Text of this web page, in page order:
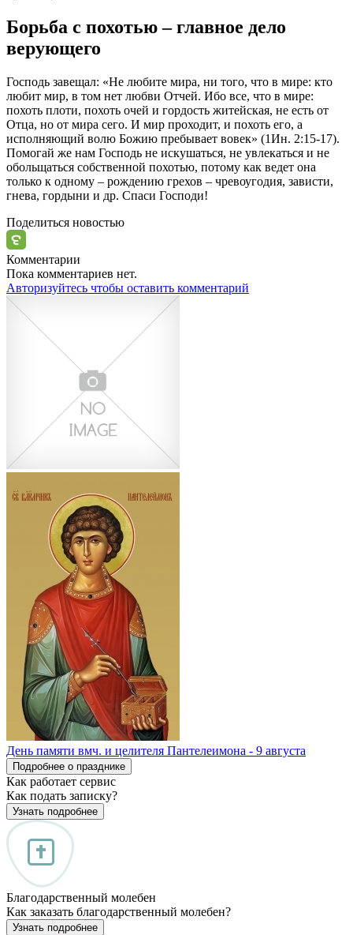
Борьба с похотью – главное дело
верующего
Господь завещал: «Не любите мира, ни того, что в мире: кто
любит мир, в том нет любви Отчей. Ибо все, что в мире:
похоть плоти, похоть очей и гордость житейская, не есть от
Отца, но от мира сего. И мир проходит, и похоть его, а
исполняющий волю Божию пребывает вовек» (1Ин. 2:15-17).
Помогай же нам Господь не искушаться, не увлекаться и не
обольщаться собственной похотью, потому как ведет она
только к одному – рождению грехов – чревоугодия, зависти,
гнева, гордыни и др. Спаси Господи!
Поделиться новостью
Комментарии
Пока комментариев нет.
Авторизуйтесь чтобы оставить комментарий
День памяти вмч. и целителя Пантелеимона - 9 августа
Подробнее о празднике
Как работает сервис
Как подать записку?
Узнать подробнее
Благодарственный молебен
Как заказать благодарственный молебен?
Узнать подробнее